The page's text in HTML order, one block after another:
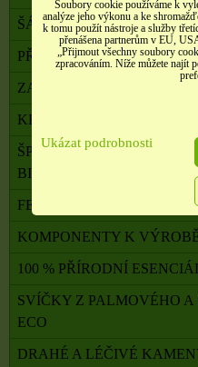
ŠÁLY, ŠÁTKY,
PŘÍČESKY, DOPLŇKY DO
ZAHRADA, BALKON,
KRÁSA A ZDRAVÍ
ŠPERKY, NEREZOVÁ
BIŽUTERIE
FENG SHUI, ORG.
KOMPONENTY K
100 % PŘÍRODNÍ
SVÍČKY Z PALMOVÉHO A
ECO
DRAHÉ A LÉČIVÉ
Soubory cookie používáme k
analýze jeho výkonu a ke
k tomu použít nástroje a služby
přenášena partnerům v EU,
„Přijmout všechny soubory
zpracováním. Níže můžete najít
Ukázat podrobnosti